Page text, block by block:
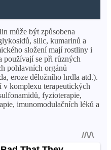
může být způsobena
silic, kumarinů a
složení mají rostliny i
používají se při různých
pohlavních orgánů
eroze děložního hrdla atd.).
v komplexu terapeutických
fyzioterapie,
imunomodulačních léků a